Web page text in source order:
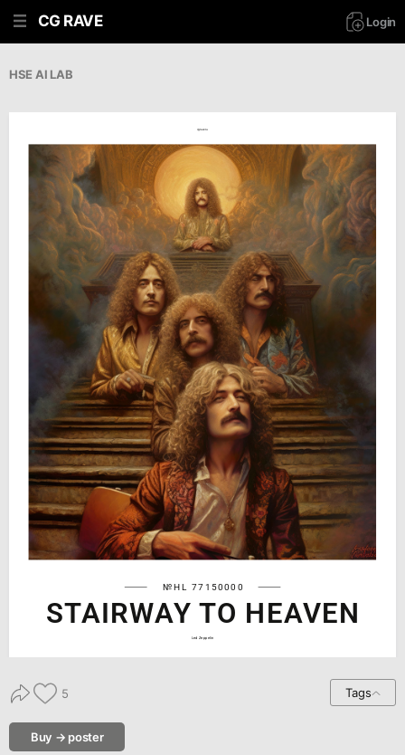
CG RAVE Login
HSE AI LAB
cgrave.ru
№HL 77150000
STAIRWAY TO HEAVEN
Led Zeppelin
5 Tags
Buy → poster